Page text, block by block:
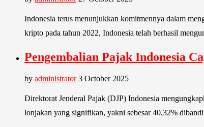
Indonesia terus menunjukkan komitmennya dalam
kripto pada tahun 2022, Indonesia telah berhasil
Pengembalian Pajak Indonesia
by administrator 3 October 2025
Direktorat Jenderal Pajak (DJP) Indonesia
lonjakan yang signifikan, yakni sebesar 40,32%